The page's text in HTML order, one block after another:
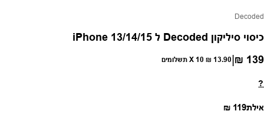
ספק:
Decoded
כיסוי סיליקון Decoded ל iPhone 13/14/15
מחיר רגיל
139 ₪
|
13.90 ₪ X 10 תשלומים
?
אילתמחיר רגיל
119 ₪